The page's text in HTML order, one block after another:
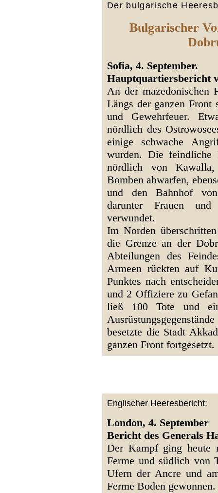
Der bulgarische
Bulgarischer
Sofia, 4. September.
Hauptquartiersbericht
An der mazedonischen
Längs der ganzen Front
und Gewehrfeuer.
nördlich des
einige schwache
wurden. Die feindliche
nördlich von
Bomben abwarfen,
und den Bahnhof
darunter Frauen
verwundet.
Im Norden
die Grenze an der
Abteilungen des
Armeen rückten auf
Punktes nach
und 2 Offiziere zu
ließ 100 Tote und
besetzte die Stadt
ganzen Front fortgesetzt.
Englischer Heeresbericht:
London, 4. September
Bericht des Generals
Der Kampf ging heute
Ferme und südlich von
Ufern der Ancre und
Ferme Boden gewonnen.